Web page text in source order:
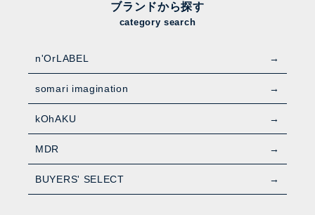
ブランドから探す
category search
n'OrLABEL
somari imagination
kOhAKU
MDR
BUYERS' SELECT